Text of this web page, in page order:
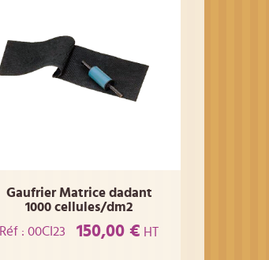
Gaufrier Matrice dadant
1000 cellules/dm2
Réf : 00CI23
150,00 € HT